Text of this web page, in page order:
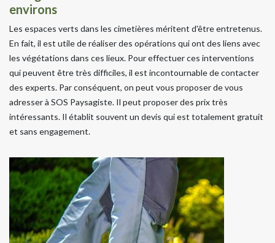
environs
Les espaces verts dans les cimetières méritent d'être entretenus.
En fait, il est utile de réaliser des opérations qui ont des liens avec
les végétations dans ces lieux. Pour effectuer ces interventions
qui peuvent être très difficiles, il est incontournable de contacter
des experts. Par conséquent, on peut vous proposer de vous
adresser à SOS Paysagiste. Il peut proposer des prix très
intéressants. Il établit souvent un devis qui est totalement gratuit
et sans engagement.